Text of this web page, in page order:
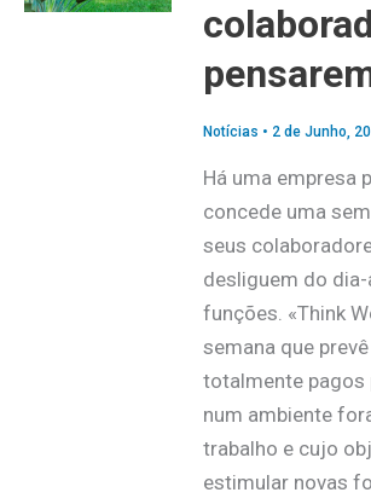
Notícias • 2 de Junho,
Há uma empresa
concede uma
seus
desliguem do
funções. «Think
semana que
totalmente pagos
num ambiente
trabalho e cujo
estimular novas